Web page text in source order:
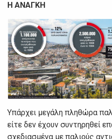
Η ΑΝΑΓΚΗ
Υπάρχει μεγάλη πληθώρα
είτε δεν έχουν συντηρηθεί
σχεδιασμένα με παλιούς